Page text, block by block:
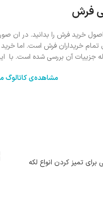
فرش
خرید فرش را بدانید. در ان
خریداران فرش است. اما
جزییات آن بررسی شده است. با
مشاهده‌ی کاتالوگ
تمیز کردن انواع لکه